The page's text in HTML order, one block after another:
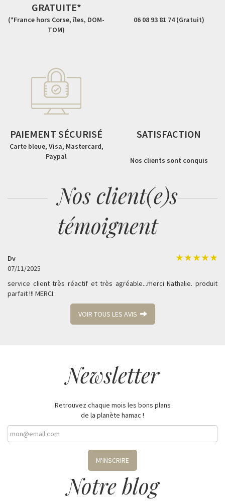
GRATUITE*
(*France hors Corse, îles, DOM-
TOM)
06 08 93 81 74 (Gratuit)
PAIEMENT SÉCURISÉ
Carte bleue, Visa, Mastercard,
Paypal
SATISFACTION
Nos clients sont conquis
Nos client(e)s
témoignent
Dv
07/11/2025
service client très réactif et très agréable...merci Nathalie. produit
parfait !!! MERCI.
VOIR TOUS LES AVIS
Newsletter
Retrouvez chaque mois les bons plans
de la planète hamac !
M'INSCRIRE
Notre blog